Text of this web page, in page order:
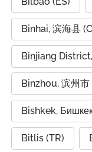
Binhai, 滨海县
Binjiang
Binzhou, 滨州市
Bishkek,
Bitlis (TR)